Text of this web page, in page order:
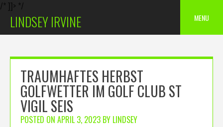
/* ]]> */
SkipLINDSEY IRVINE MENU
TRAUMHAFTES HERBST
GOLFWETTER IM GOLF CLUB ST
VIGIL SEIS
POSTED ON APRIL 3, 2023 BY LINDSEY